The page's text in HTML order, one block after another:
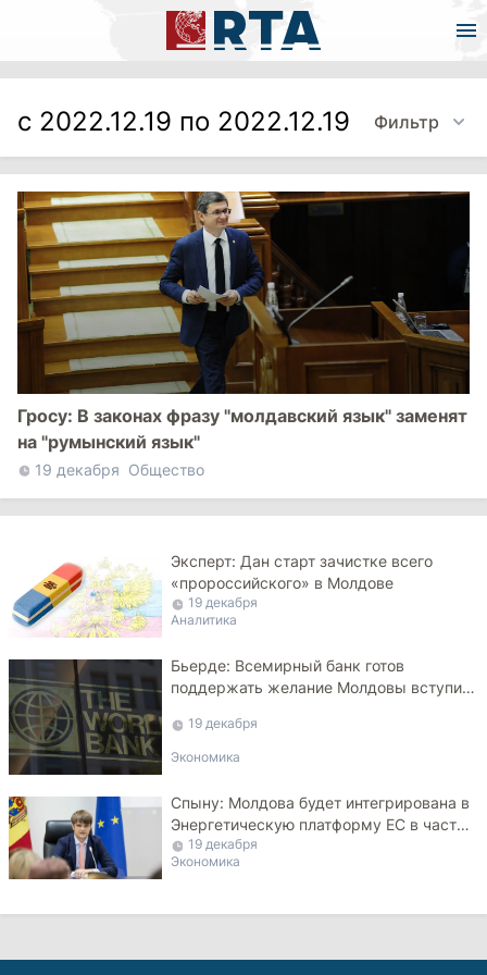
с 2022.12.19 по 2022.12.19 Фильтр
Гросу: В законах фразу "молдавский язык" заменят
на "румынский язык"
19 декабря Общество
Эксперт: Дан старт зачистке всего
«пророссийского» в Молдове
19 декабря
Аналитика
Бьерде: Всемирный банк готов
поддержать желание Молдовы вступить
19 декабря
Экономика
Спыну: Молдова будет интегрирована в
Энергетическую платформу ЕС в части
совместных закупок
19 декабря
Экономика